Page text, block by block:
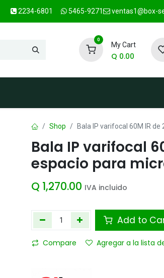
2234-6801 5465-9271 ventas1@box-
0
My Cart
Q 0.00
Shop Bala IP varifocal 60M IR
Bala IP varifocal
espacio para
Q 1,270.00 IVA incluido
Add to
Compare Agregar a la lista